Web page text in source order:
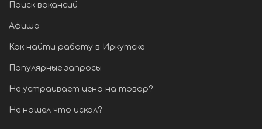
Поиск вакансий
Афиша
Как найти работу в Иркутске
Популярные запросы
Не устраивает цена на товар?
Не нашел что искал?